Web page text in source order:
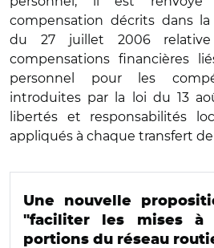
compensation décrits dans la
du 27 juillet 2006
compensations financières
personnel pour les
introduites par la loi du 13
libertés et responsabilités
appliqués à chaque transfert de
Une nouvelle
"faciliter les mises à
portions du réseau